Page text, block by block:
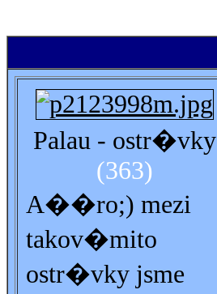
Palau - ostr�vky
(363)
A��ro;) mezi
takov�mito
ostr�vky jsme